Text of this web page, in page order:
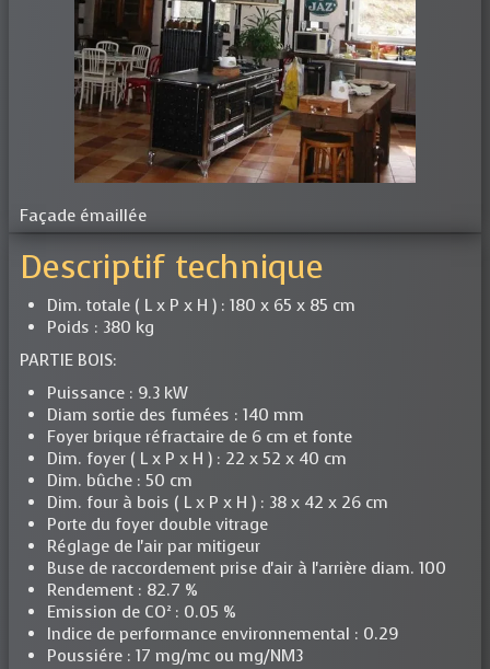
Façade émaillée
Descriptif technique
Dim. totale ( L x P x H ) : 180 x 65 x 85 cm
Poids : 380 kg
PARTIE BOIS:
Puissance : 9.3 kW
Diam sortie des fumées : 140 mm
Foyer brique réfractaire de 6 cm et fonte
Dim. foyer ( L x P x H ) : 22 x 52 x 40 cm
Dim. bûche : 50 cm
Dim. four à bois ( L x P x H ) : 38 x 42 x 26 cm
Porte du foyer double vitrage
Réglage de l'air par mitigeur
Buse de raccordement prise d'air à l'arrière diam. 100
Rendement : 82.7 %
Emission de CO² : 0.05 %
Indice de performance environnemental : 0.29
Poussiére : 17 mg/mc ou mg/NM3